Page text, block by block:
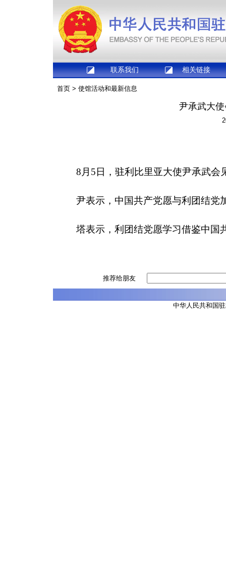
联系我们 相关链接
首页 > 使馆活动和最新信息
尹承武大
8月5日，驻利比里亚大使尹承武会
尹表示，中国共产党愿与利团结党
塔表示，利团结党愿学习借鉴中国
推荐给朋友
中华人民共和国